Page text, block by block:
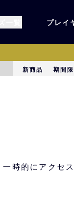
オーセン
プレイ
新商品 期間
一時的にアクセ